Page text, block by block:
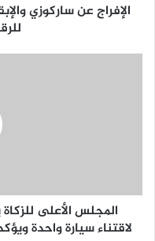
الإفراج عن ساركوزي
لاقتناء سيارة واحدة